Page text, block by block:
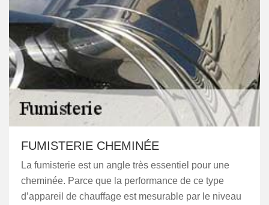
FUMISTERIE CHEMINÉE
La fumisterie est un angle très essentiel pour une
cheminée. Parce que la performance de ce type
d’appareil de chauffage est mesurable par le niveau